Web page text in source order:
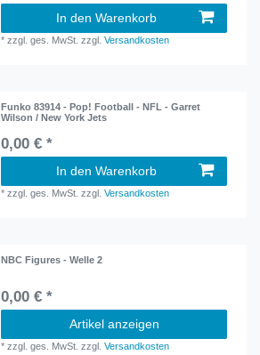
In den Warenkorb
*zzgl. ges. MwSt. zzgl.Versandkosten
Funko 83914 - Pop! Football - NFL - Garret
Wilson / New York Jets
0,00 € *
In den Warenkorb
*zzgl. ges. MwSt. zzgl.Versandkosten
NBC Figures - Welle 2
0,00 € *
Artikel anzeigen
*zzgl. ges. MwSt. zzgl.Versandkosten